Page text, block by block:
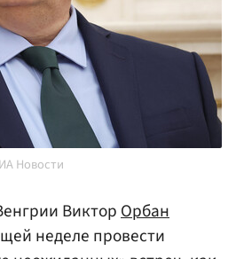
Новости
ВикторОрбан
неделе провести